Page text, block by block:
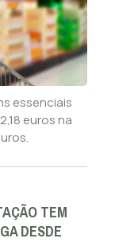
essenciais
euros na
TEM
DESDE